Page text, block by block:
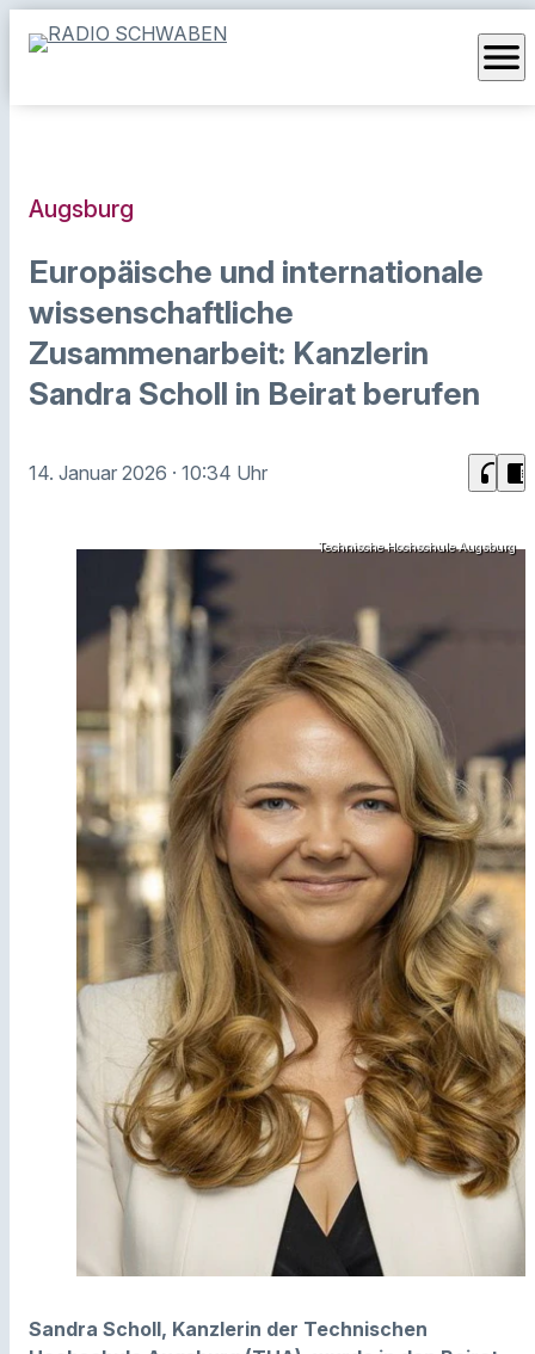
menu
Augsburg
Europäische und internationale
wissenschaftliche
Zusammenarbeit: Kanzlerin
Sandra Scholl in Beirat berufen
14. Januar 2026 · 10:34 Uhr headphones chrome_reader_mode
Technische Hochschule Augsburg
Sandra Scholl, Kanzlerin der Technischen